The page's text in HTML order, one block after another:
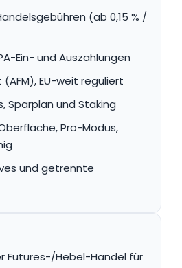
(ab 0,15 % /
Ein- und Auszahlungen
EU-weit reguliert
Sparplan und Staking
Pro-Modus,
und getrennte
Futures-/Hebel-Handel für